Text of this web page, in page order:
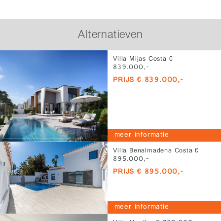
Alternatieven
Villa Mijas Costa €
839.000,-
PRIJS € 839.000,-
meer informatie
Villa Benalmadena Costa €
895.000,-
PRIJS € 895.000,-
meer informatie